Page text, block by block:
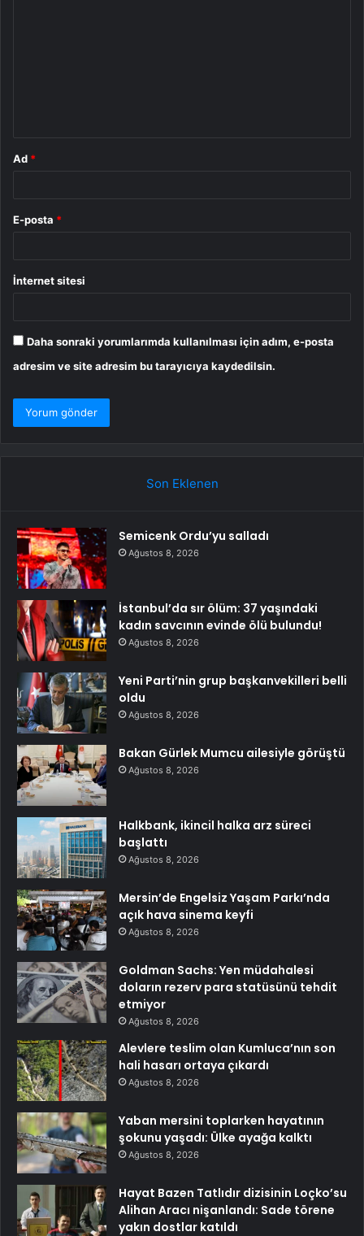
Ad *
E-posta *
İnternet sitesi
Daha sonraki yorumlarımda kullanılması için adım, e-posta
adresim ve site adresim bu tarayıcıya kaydedilsin.
Son Eklenen
Semicenk Ordu’yu salladı
Ağustos 8, 2026
İstanbul’da sır ölüm: 37 yaşındaki
kadın savcının evinde ölü bulundu!
Ağustos 8, 2026
Yeni Parti’nin grup başkanvekilleri belli
oldu
Ağustos 8, 2026
Bakan Gürlek Mumcu ailesiyle görüştü
Ağustos 8, 2026
Halkbank, ikincil halka arz süreci
başlattı
Ağustos 8, 2026
Mersin’de Engelsiz Yaşam Parkı’nda
açık hava sinema keyfi
Ağustos 8, 2026
Goldman Sachs: Yen müdahalesi
doların rezerv para statüsünü tehdit
etmiyor
Ağustos 8, 2026
Alevlere teslim olan Kumluca’nın son
hali hasarı ortaya çıkardı
Ağustos 8, 2026
Yaban mersini toplarken hayatının
şokunu yaşadı: Ülke ayağa kalktı
Ağustos 8, 2026
Hayat Bazen Tatlıdır dizisinin Loçko’su
Alihan Aracı nişanlandı: Sade törene
yakın dostlar katıldı